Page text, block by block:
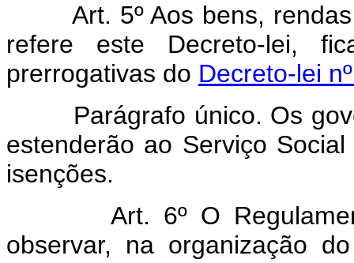
Art. 5º Aos bens,
refere este Decreto-lei,
prerrogativas do Decreto-lei
Parágrafo único. Os
estenderão ao Serviço
isenções.
Art. 6º O
observar, na organização